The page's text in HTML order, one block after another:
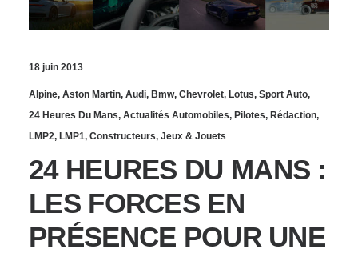
18 juin 2013
Alpine, Aston Martin, Audi, Bmw, Chevrolet, Lotus, Sport Auto,
24 Heures Du Mans, Actualités Automobiles, Pilotes, Rédaction,
LMP2, LMP1, Constructeurs, Jeux & Jouets
24 HEURES DU MANS :
LES FORCES EN
PRÉSENCE POUR UNE